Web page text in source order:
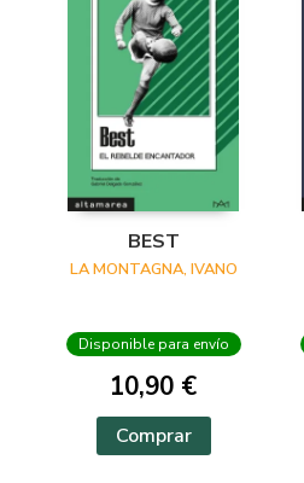
BEST
LA MONTAGNA, IVANO
Disponible para envío
10,90 €
Comprar